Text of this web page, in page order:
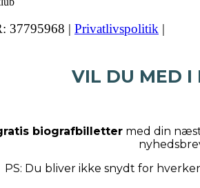
37795968 | Privatlivspolitik |
VIL DU MED I
biografbillettermed din
PS: Du bliver ikke snydt for